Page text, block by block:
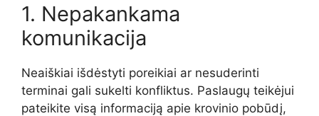
1. Nepakankama
komunikacija
Neaiškiai išdėstyti poreikiai ar nesuderinti
terminai gali sukelti konfliktus. Paslaugų teikėjui
pateikite visą informaciją apie krovinio pobūdį,